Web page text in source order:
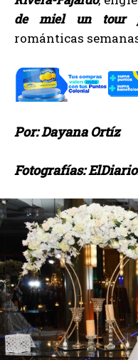
de miel un tour
románticas
Por: Dayana Ortíz
Fotografías: